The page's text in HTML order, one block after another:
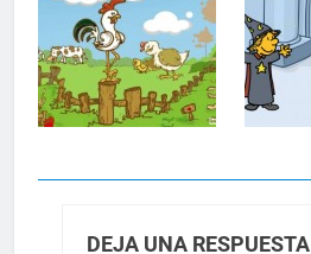
DEJA UNA RESPUESTA